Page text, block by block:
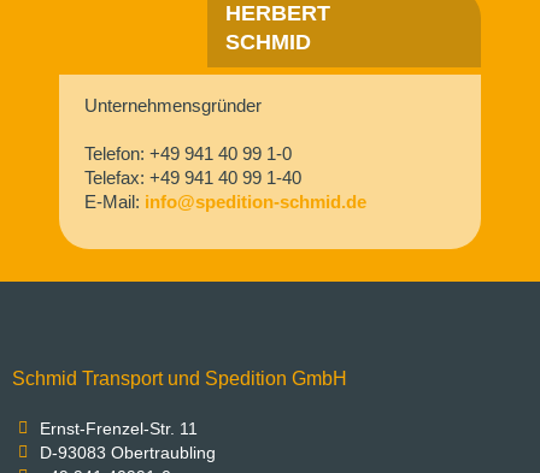
HERBERT
SCHMID
Unternehmensgründer
Telefon: +49 941 40 99 1-0
Telefax: +49 941 40 99 1-40
E-Mail: info@spedition-schmid.de
Schmid Transport und Spedition GmbH
Ernst-Frenzel-Str. 11
D-93083 Obertraubling